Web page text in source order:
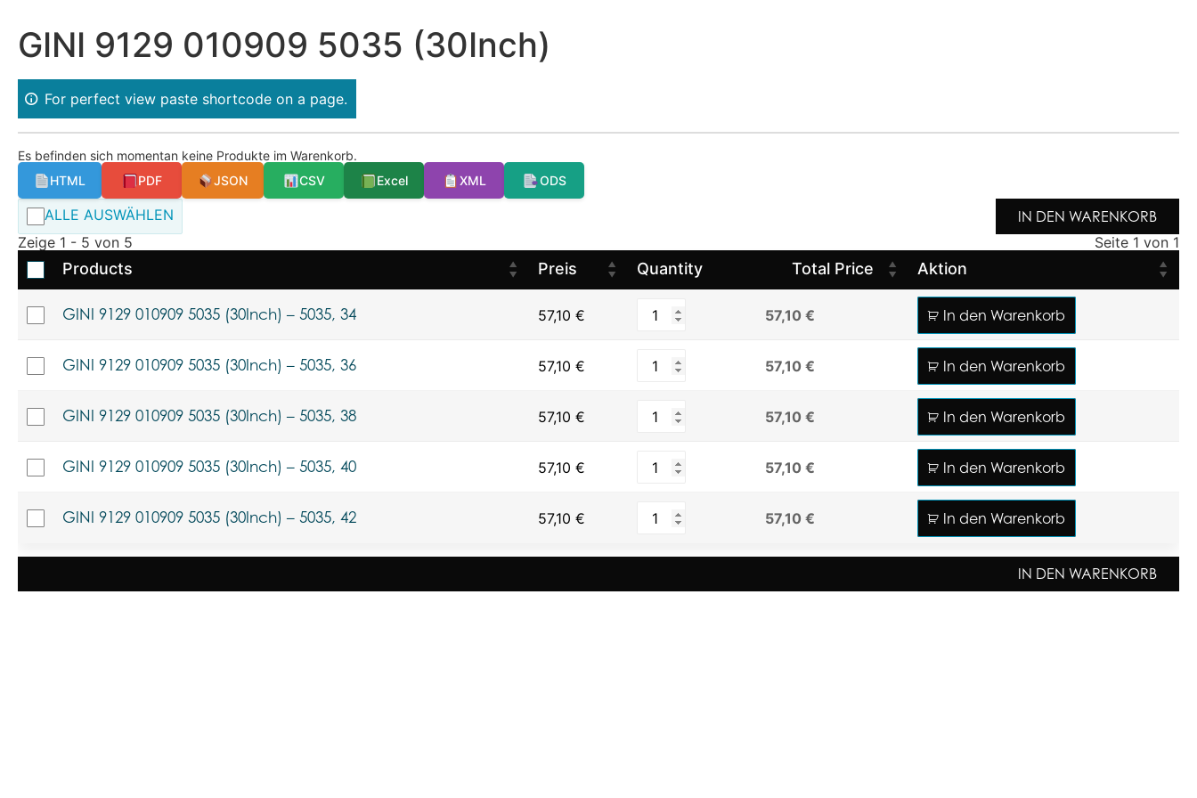
GINI 9129 010909 5035 (30Inch)
For perfect view paste shortcode on a page.
Es befinden sich momentan keine Produkte im Warenkorb.
HTML
PDF JSON CSV Excel XML ODS
ALLE AUSWÄHLEN
IN DEN WARENKORB
Zeige 1 - 5 von 5
Seite 1 von 1
Products Preis Quantity Total Price Aktion
GINI 9129 010909 5035 (30Inch) – 5035, 34 57,10 € 57,10 € In den Warenkorb
GINI 9129 010909 5035 (30Inch) – 5035, 36 57,10 € 57,10 € In den Warenkorb
GINI 9129 010909 5035 (30Inch) – 5035, 38 57,10 € 57,10 € In den Warenkorb
GINI 9129 010909 5035 (30Inch) – 5035, 40 57,10 € 57,10 € In den Warenkorb
GINI 9129 010909 5035 (30Inch) – 5035, 42 57,10 € 57,10 € In den Warenkorb
IN DEN WARENKORB